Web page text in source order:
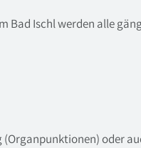
Bad Ischl werden alle
oder